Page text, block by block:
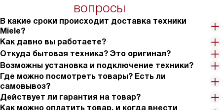
вопросы
В какие сроки происходит доставка техники
Miele?
Как давно вы работаете?
Откуда бытовая техника? Это оригинал?
Возможны установка и подключение техники?
Где можно посмотреть товары? Есть ли
самовывоз?
Действует ли гарантия на товар?
Как можно оплатить товар, и когда внести